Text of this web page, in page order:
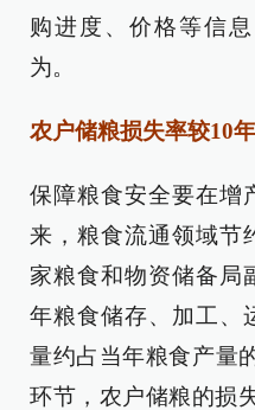
购进度、价格等信
为。
农户储粮损失率较10
保障粮食安全要在增
来，粮食流通领域节
家粮食和物资储备局
年粮食储存、加工、
量约占当年粮食产量
环节，农户储粮的损